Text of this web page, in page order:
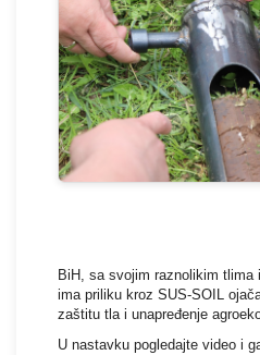
BiH, sa svojim raznolikim tlima
ima priliku kroz SUS-SOIL
zaštitu tla i unapređenje
U nastavku pogledajte video i